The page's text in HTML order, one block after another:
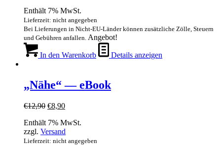
war:
€26,90
ist:
€22,90.
Enthält 7% MwSt.
Lieferzeit: nicht angegeben
Bei Lieferungen in Nicht-EU-Länder können zusätzliche Zölle, Steuern
und Gebühren anfallen. Angebot!
In den Warenkorb Details anzeigen
„Nähe“ — eBook
€12,90 Ursprünglicher
war:
€12,90
€8,90Aktueller
ist:
€8,90.
Enthält 7% MwSt.
zzgl. Versand
Lieferzeit: nicht angegeben